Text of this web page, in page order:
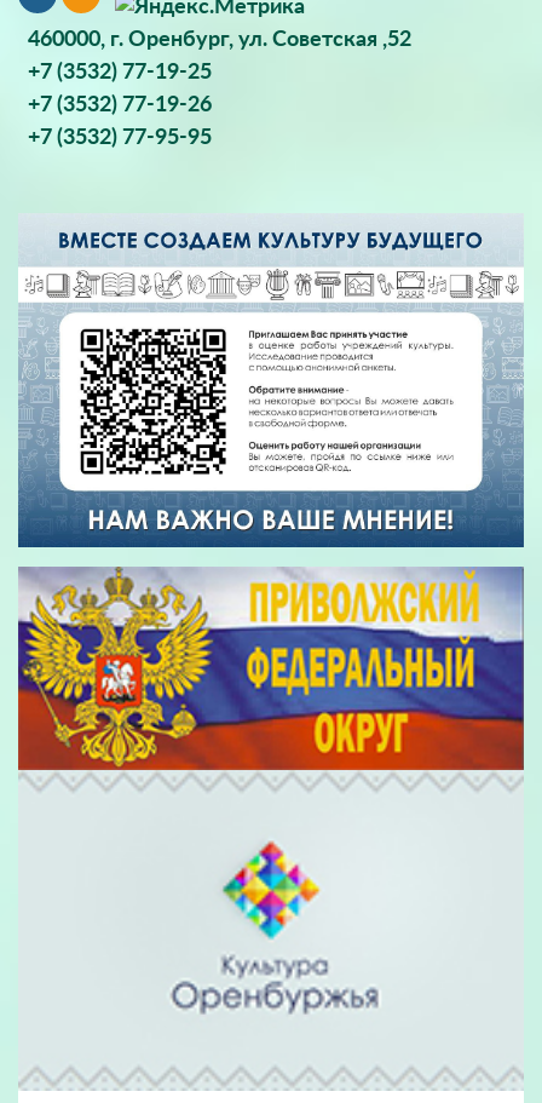
460000, г. Оренбург, ул. Советская ,52
+7 (3532) 77-19-25
+7 (3532) 77-19-26
+7 (3532) 77-95-95